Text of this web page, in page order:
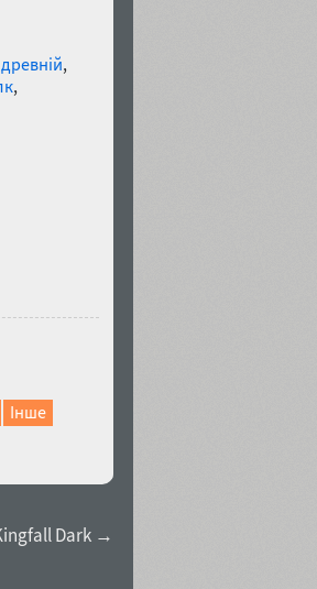
древній,
,
Інше
Dark →